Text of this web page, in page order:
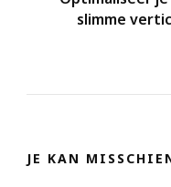
slimme
JE KAN